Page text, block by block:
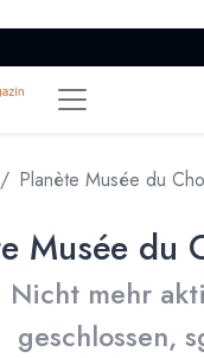
Planète Musée du
Musée du
Nicht mehr
geschlossen,